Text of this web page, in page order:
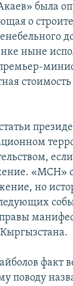
была
о
ныне
стоимость
если
«МСН»
но
факт
поводу